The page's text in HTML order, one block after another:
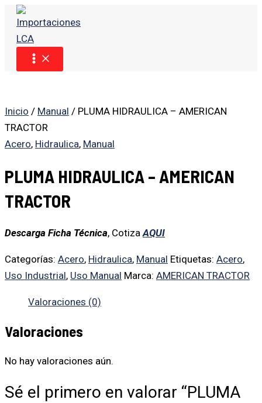
contenido
Inicio / Manual / PLUMA HIDRAULICA – AMERICAN
TRACTOR
Acero, Hidraulica, Manual
PLUMA HIDRAULICA – AMERICAN
TRACTOR
Descarga Ficha Técnica, Cotiza AQUI
Categorías: Acero, Hidraulica, Manual Etiquetas: Acero,
Uso Industrial, Uso Manual Marca: AMERICAN TRACTOR
Valoraciones (0)
Valoraciones
No hay valoraciones aún.
Sé el primero en valorar “PLUMA